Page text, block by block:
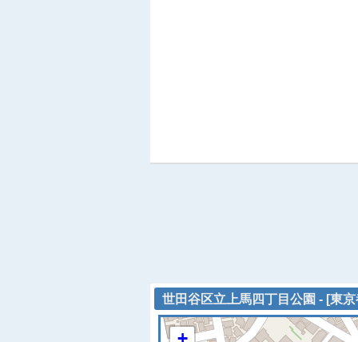
世田谷区立上馬四丁目公園 - [東